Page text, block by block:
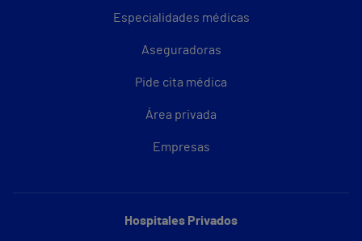
Especialidades médicas
Aseguradoras
Pide cita médica
Área privada
Empresas
Hospitales Privados